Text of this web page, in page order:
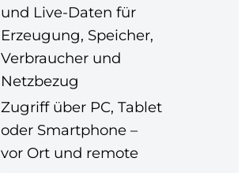
und Live-Daten für
Erzeugung, Speicher,
Verbraucher und
Netzbezug
Zugriff über PC, Tablet
oder Smartphone –
vor Ort und remote